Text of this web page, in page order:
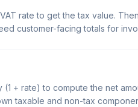
rate to get the tax value.
customer-facing totals for
+ rate) to compute the net
taxable and non-tax